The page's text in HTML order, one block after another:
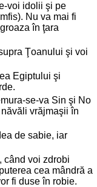
voi idolii şi pe
Nu va mai fi
în ţara
Ţoanului şi voi
Egiptului şi
se-va Sin şi No
vrăjmaşii în
de sabie, iar
când voi zdrobi
cea mândră a
fi duse în robie.